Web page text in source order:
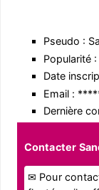
Pseudo :
Popularité
Date
Email :
Dernière
Contacter
✉ Pour